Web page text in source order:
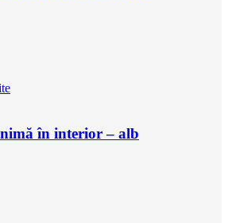
în interior – alb